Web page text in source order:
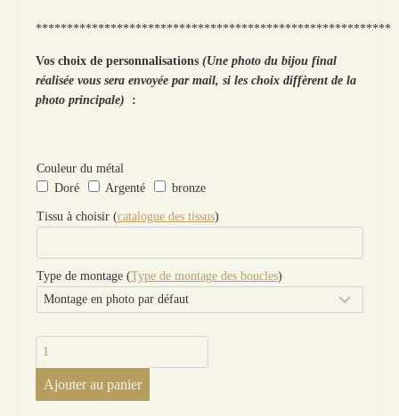
*********************************************************
Vos choix de personnalisations (Une photo du bijou final
réalisée vous sera envoyée par mail, si les choix diffèrent de la
photo principale) :
Couleur du métal
Doré
Argenté bronze
Tissu à choisir (catalogue des tissus)
Type de montage (Type de montage des boucles)
quantité
de
Boucles
d'oreilles
Ajouter au panier